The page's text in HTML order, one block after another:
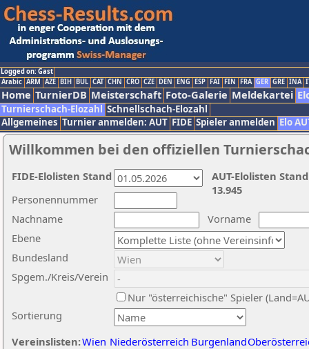
Logged on: Gast
Arabic ARM AZE BIH BUL CAT CHN CRO CZE DEN ENG ESP FAI FIN FRA GER GRE INA
Home TurnierDB Meisterschaft Foto-Galerie Meldekartei
Turnierschach-Elozahl Schnellschach-Elozahl
Allgemeines Turnier anmelden: AUT FIDE Spieler anmelden Elo
Willkommen bei den offiziellen
Nachname
Vorname
Ebene
Sortierung
Personennummer
Bundesland
Spgem./Kreis/Verein
Nur "österreichische" Spieler
Vereinslisten:Wien Niederösterreich Burgenland
AUT-Elolisten
13.945
FIDE-Elolisten Stand